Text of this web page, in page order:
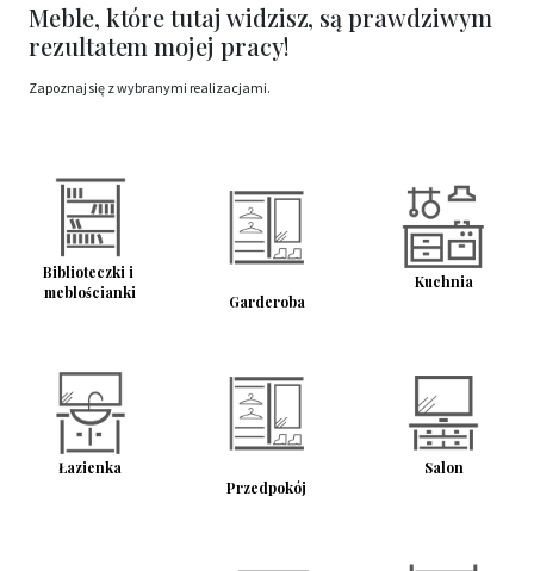
Meble, które tutaj widzisz, są prawdziwym
rezultatem mojej pracy!
Zapoznaj się z wybranymi realizacjami.
Biblioteczki i
meblościanki
Garderoba
Kuchnia
Łazienka
Przedpokój
Salon